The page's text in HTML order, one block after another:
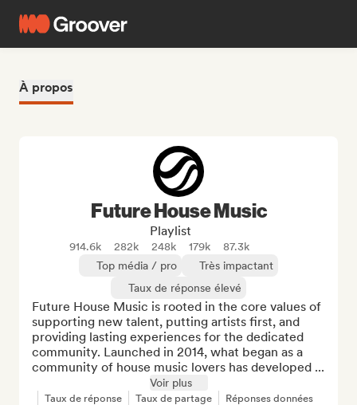
À propos
Future House Music
Playlist
914.6k 282k 248k 179k
87.3k
Top média / pro
Très impactant
Taux de réponse élevé
Future House Music is rooted in the core values of
supporting new talent, putting artists first, and
providing lasting experiences for the dedicated
community. Launched in 2014, what began as a
community of house music lovers has developed ...
Voir plus
Taux de réponse Taux de partage Réponses données